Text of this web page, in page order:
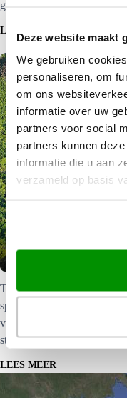
Deze website maakt
We gebruiken
personaliseren, om
om ons
informatie over uw
partners voor social
partners kunnen
informatie die u aan
verzameld op basis
gaat in een rustig tempo e…
LEES MEER
The Big Island De
spectaculaire eiland van de
voeten, de helling af om
storten. Op dit…
LEES MEER